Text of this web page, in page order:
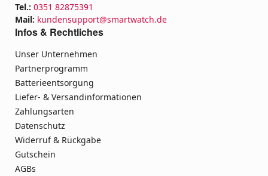
Tel.: 0351 82875391
Mail: kundensupport@smartwatch.de
Infos & Rechtliches
Unser Unternehmen
Partnerprogramm
Batterieentsorgung
Liefer- & Versandinformationen
Zahlungsarten
Datenschutz
Widerruf & Rückgabe
Gutschein
AGBs